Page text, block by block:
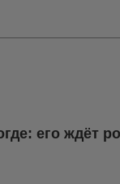
его ждёт